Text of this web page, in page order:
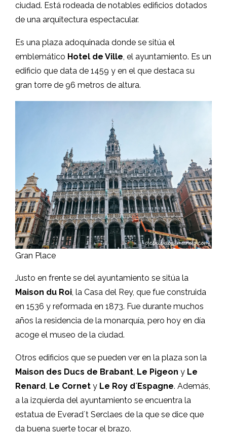
ciudad. Está rodeada de notables edificios dotados
de una arquitectura espectacular.
Es una plaza adoquinada donde se sitúa el
emblemático Hotel de Ville, el ayuntamiento. Es un
edificio que data de 1459 y en el que destaca su
gran torre de 96 metros de altura.
Gran Place
Justo en frente se del ayuntamiento se sitúa la
Maison du Roi, la Casa del Rey, que fue construida
en 1536 y reformada en 1873. Fue durante muchos
años la residencia de la monarquía, pero hoy en día
acoge el museo de la ciudad.
Otros edificios que se pueden ver en la plaza son la
Maison des Ducs de Brabant, Le Pigeon y Le
Renard, Le Cornet y Le Roy d´Espagne. Además,
a la izquierda del ayuntamiento se encuentra la
estatua de Everad´t Serclaes de la que se dice que
da buena suerte tocar el brazo.